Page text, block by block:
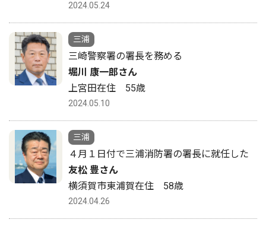
2024.05.24
三浦
三崎警察署の署長を務める
堀川 康一郎さん
上宮田在住 55歳
2024.05.10
三浦
４月１日付で三浦消防署の署長に就任した
友松 豊さん
横須賀市東浦賀在住 58歳
2024.04.26